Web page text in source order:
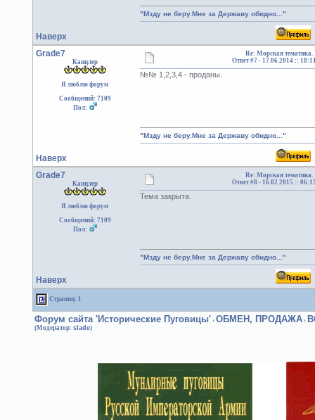
Наверх
"Мзду не беру.Мне за Державу обидно..."
Grade7
Канцлер
Я люблю форум
Сообщений: 7109
Пол:
Re: Морская тематика.
Ответ #7 - 17.06.2014 ::
№№ 1,2,3,4 - проданы.
Наверх
"Мзду не беру.Мне за Державу обидно..."
Grade7
Канцлер
Я люблю форум
Сообщений: 7109
Пол:
Re: Морская тематика.
Ответ #8 - 16.02.2015 ::
Тема закрыта.
Наверх
"Мзду не беру.Мне за Державу обидно..."
Страниц: 1
Форум сайта 'Исторические Пуговицы' › ОБМЕН, ПРОДАЖА ›
(Модератор: slade)